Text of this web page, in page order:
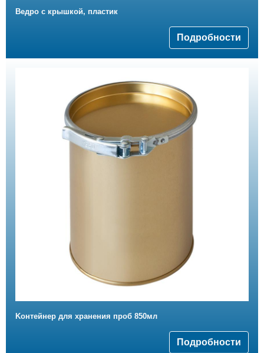
Ведро с крышкой, пластик
Подробности
Kонтейнер для хранения проб 850мл
Подробности